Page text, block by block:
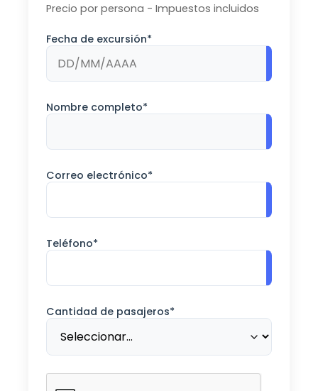
Precio por persona - Impuestos incluidos
Fecha de excursión*
Nombre completo*
Correo electrónico*
Teléfono*
Cantidad de pasajeros*